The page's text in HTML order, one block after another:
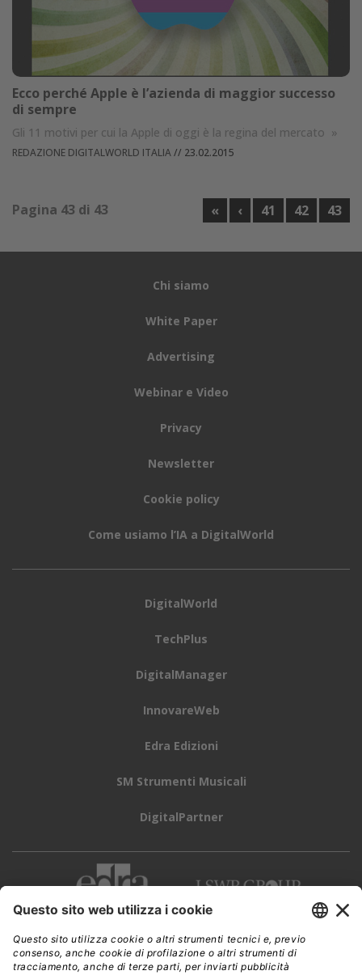
Ecco perché Apple è l’azienda di maggior successo
di sempre
Gli 11 motivi per cui la Apple di oggi è la regina del mercato »
REDAZIONE DIGITALWORLD ITALIA// 23.02.2015
Pagina 43 di 43 « ‹ 41 42 43
Chi siamo
White Paper
Advertising
Webinar e Video
Privacy
Newsletter
Cookie policy
Come usiamo l’IA a DigitalWorld
DigitalWorld
TechPlus
DigitalManager
InnovareWeb
Edra Edizioni
SM Strumenti Musicali
DigitalPartner
CWI è una testata giornalistica diEdra Edizioni s.r.l.
Direzione, amministrazione, redazione, pubblicità